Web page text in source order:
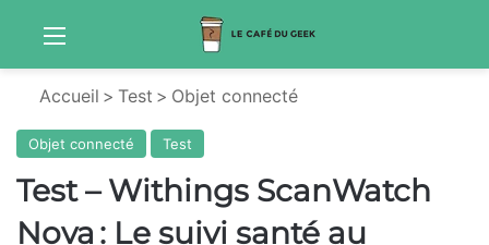
Menu
Accueil > Test > Objet connecté
Objet connecté Test
Test – Withings ScanWatch
Nova : Le suivi santé au